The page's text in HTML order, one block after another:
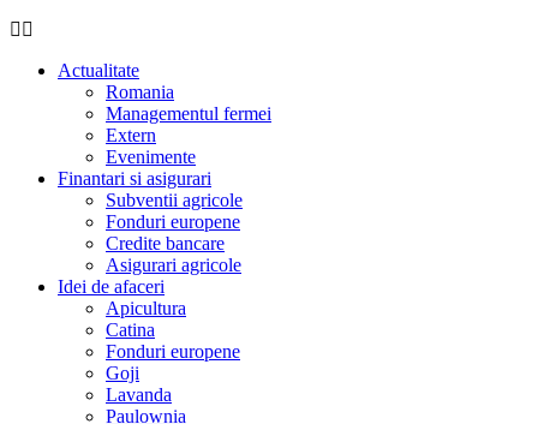
Actualitate
Romania
Managementul fermei
Extern
Evenimente
Finantari si asigurari
Subventii agricole
Fonduri europene
Credite bancare
Asigurari agricole
Idei de afaceri
Apicultura
Catina
Fonduri europene
Goji
Lavanda
Paulownia